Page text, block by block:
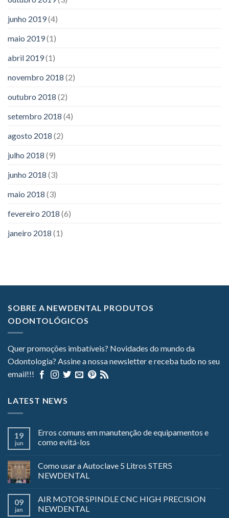
junho 2019(4)
maio 2019(1)
abril 2019(1)
novembro 2018 (2)
outubro 2018 (2)
setembro 2018 (4)
agosto 2018 (2)
julho 2018 (9)
junho 2018 (3)
maio 2018 (3)
fevereiro 2018 (6)
janeiro 2018 (1)
SOBRE A NEWDENTAL PRODUTOS
ODONTOLÓGICOS
Quer promoções imbatíveis? Novidades do mundo da
Odontologia? Assine a nossa newsletter e receba tudo no seu
email!!!
LATEST NEWS
19
jun
Erros comuns em manutenção de equipamentos e
como evitá-los
Como usar a Autoclave 5 Litros STER5
NEWDENTAL
09
jan
AIR MOTOR SPINDLE CNC HIGH PRECISION
NEWDENTAL